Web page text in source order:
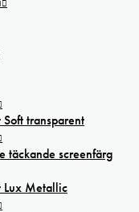
transparent
täckande screenfärg
Lux Metallic